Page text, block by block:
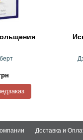
Доставка и